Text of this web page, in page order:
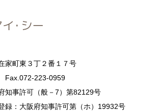
家町東３丁２番１７号
Fax.072-223-0959
知事許可（般－7）第82129号
録：大阪府知事許可第（ホ）19932号